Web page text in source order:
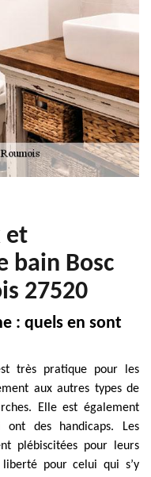
et
bain Bosc
27520
: quels en sont
très pratique pour les
aux autres types de
Elle est également
ont des handicaps. Les
plébiscitées pour leurs
pour celui qui s’y